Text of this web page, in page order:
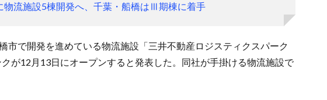
物流施設5棟開発へ、千葉・船橋はⅢ期棟に着手
市で開発を進めている物流施設「三井不動産ロジスティクスパーク
が12月13日にオープンすると発表した。同社が手掛ける物流施設で